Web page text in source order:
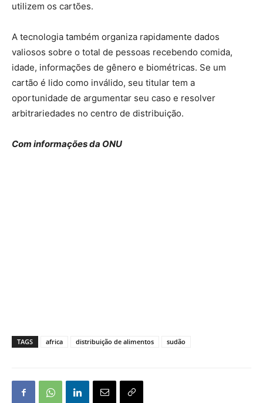
utilizem os cartões.
A tecnologia também organiza rapidamente dados
valiosos sobre o total de pessoas recebendo comida,
idade, informações de gênero e biométricas. Se um
cartão é lido como inválido, seu titular tem a
oportunidade de argumentar seu caso e resolver
arbitrariedades no centro de distribuição.
Com informações da ONU
TAGS africa distribuição de alimentos sudão